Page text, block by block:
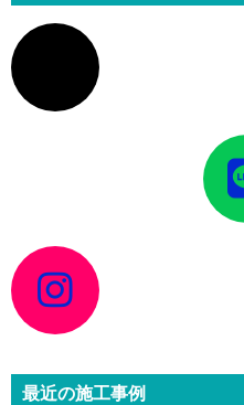
イ
コ
ン
リ
ア
イ
コ
ン
リ
イ
コ
ン
リ
最近の施工事例